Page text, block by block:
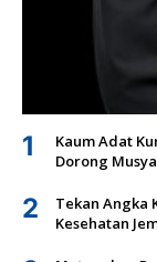
1
Kaum Adat
Dorong
2
Tekan Angka
Kesehatan